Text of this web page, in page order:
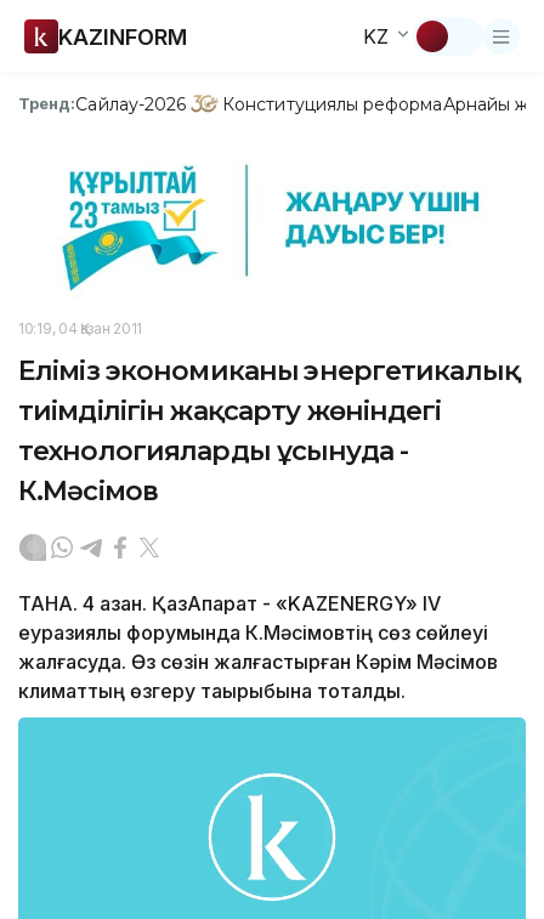
KAZINFORM KZ
Тренд:Сайлау-2026 Конституциялық реформаАрнайы
10:19, 04 Қазан 2011
Еліміз экономиканың энергетикалық
тиімділігін жақсарту жөніндегі
технологияларды ұсынуда -
К.Мәсімов
ТАНА. 4 қазан. ҚазАқпарат - «KAZENERGY» IV
еуразиялық форумында К.Мәсімовтің сөз сөйлеуі
жалғасуда. Өз сөзін жалғастырған Кәрім Мәсімов
климаттың өзгеру тақырыбына тоқталды.